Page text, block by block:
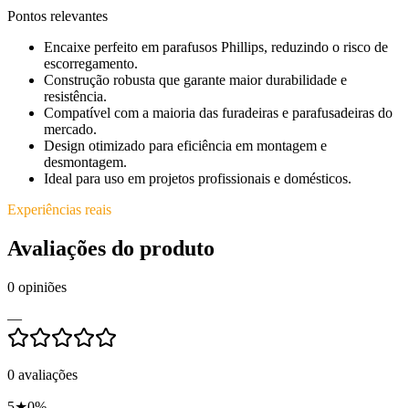
Pontos relevantes
Encaixe perfeito em parafusos Phillips, reduzindo o risco de
escorregamento.
Construção robusta que garante maior durabilidade e
resistência.
Compatível com a maioria das furadeiras e parafusadeiras do
mercado.
Design otimizado para eficiência em montagem e
desmontagem.
Ideal para uso em projetos profissionais e domésticos.
Experiências reais
Avaliações do produto
0 opiniões
—
0 avaliações